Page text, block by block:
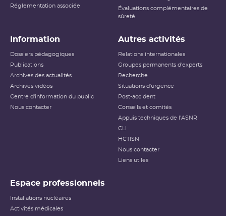
Réglementation associée
Évaluations complémentaires de
sûreté
Information
Dossiers pédagogiques
Publications
Archives des actualités
Archives vidéos
Centre d'information du public
Nous contacter
Autres activités
Relations internationales
Groupes permanents d'experts
Recherche
Situations d'urgence
Post-accident
Conseils et comités
Appuis techniques de l'ASNR
CLI
HCTISN
Nous contacter
Liens utiles
Espace professionnels
Installations nucléaires
Activités médicales